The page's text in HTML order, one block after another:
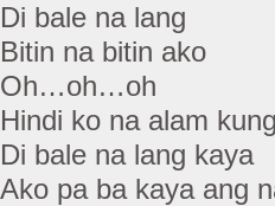
Di bale na lang
Bitin na bitin ako
Oh…oh…oh
Hindi ko na alam
Di bale na lang kaya
Ako pa ba kaya ang